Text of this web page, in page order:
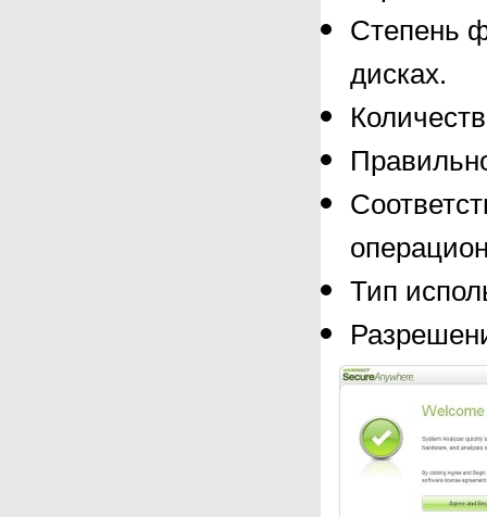
Степень
дисках.
Тип